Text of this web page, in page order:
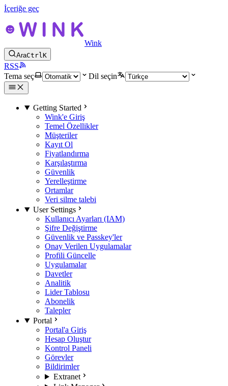
İçeriğe geç
Wink
AraCtrlK
RSS
Tema seç
Dil seçin
Getting Started
Wink'e Giriş
Temel Özellikler
Müşteriler
Kayıt Ol
Fiyatlandırma
Karşılaştırma
Güvenlik
Yerelleştirme
Ortamlar
Veri silme talebi
User Settings
Kullanıcı Ayarları (IAM)
Şifre Değiştirme
Güvenlik ve Passkey'ler
Onay Verilen Uygulamalar
Profili Güncelle
Uygulamalar
Davetler
Analitik
Lider Tablosu
Abonelik
Talepler
Portal
Portal'a Giriş
Hesap Oluştur
Kontrol Paneli
Görevler
Bildirimler
Extranet